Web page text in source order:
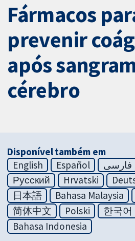
Fármacos
prevenir
após
cérebro
Disponível também em
English
Español فارسی
Русский
Hrvatski
日本語
Bahasa Malaysia
简体中文
Polski 한국어
Bahasa Indonesia